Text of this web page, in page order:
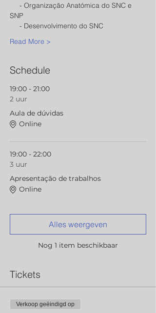
- Organização Anatómica do SNC e
SNP
- Desenvolvimento do SNC
Read More >
Schedule
19:00 - 21:00
2 uur
Aula de dúvidas
Online
19:00 - 22:00
3 uur
Apresentação de trabalhos
Online
Nog 1 item beschikbaar
Alles weergeven
Tickets
Verkoop geëindigd op